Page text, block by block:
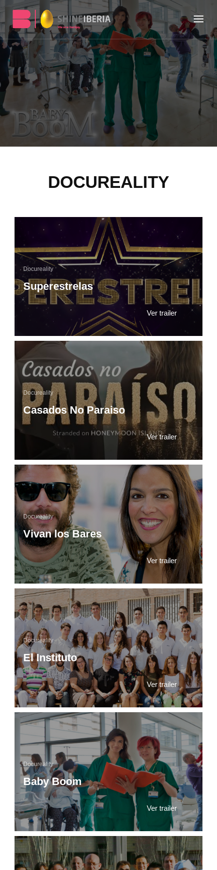
DOCUREALITY
Superestrelas
Docureality
Ver trailer
Casados No Paraiso
Docureality
Ver trailer
Vivan los Bares
Docureality
Ver trailer
El Instituto
Docureality
Ver trailer
Baby Boom
Docureality
Ver trailer